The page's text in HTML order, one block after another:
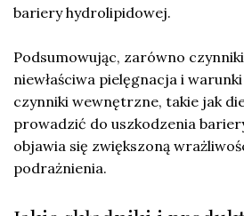
bariery hydrolipidowej.
Podsumowując, zarówno
niewłaściwa pielęgnacja i
czynniki wewnętrzne, takie jak
prowadzić do uszkodzenia
objawia się zwiększoną
podrażnienia.